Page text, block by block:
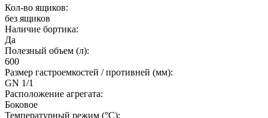
Кол-во ящиков:
без ящиков
Наличие бортика:
Да
Полезный объeм (л):
600
Размер гастроемкостей / противней (мм):
GN 1/1
Расположение агрегата:
Боковое
Температурный режим (°C):